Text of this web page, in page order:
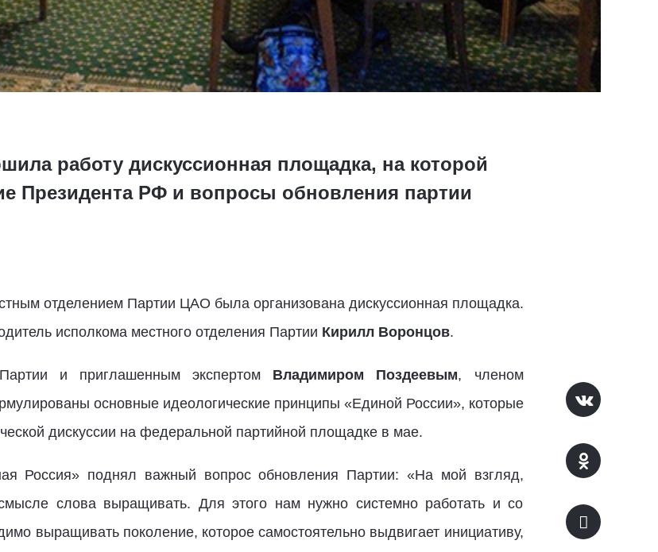
работу дискуссионная площадка, на которой
Президента РФ и вопросы обновления партии
отделением Партии ЦАО была организована дискуссионная площадка.
исполкома местного отделения Партии Кирилл Воронцов.
и приглашенным экспертом Владимиром Поздеевым, членом
основные идеологические принципы «Единой России», которые
дискуссии на федеральной партийной площадке в мае.
Россия» поднял важный вопрос обновления Партии: «На мой взгляд,
слова выращивать. Для этого нам нужно системно работать и со
выращивать поколение, которое самостоятельно выдвигает инициативу,